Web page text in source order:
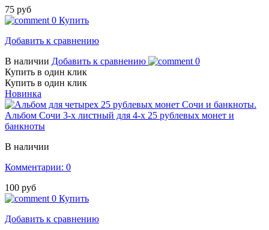
75 руб
0 Купить
Добавить к сравнению
В наличии Добавить к сравнению
0
Купить в один клик
Купить в один клик
Новинка
Альбом Сочи 3-х листный для 4-х 25 рублевых монет и
банкноты
В наличии
Комментарии: 0
100 руб
0 Купить
Добавить к сравнению